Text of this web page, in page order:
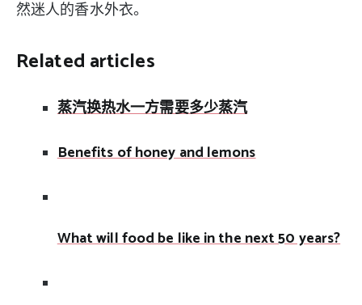
然迷人的香水外衣。
Related articles
蒸汽换热水一方需要多少蒸汽
Benefits of honey and lemons
What will food be like in the next 50 years?